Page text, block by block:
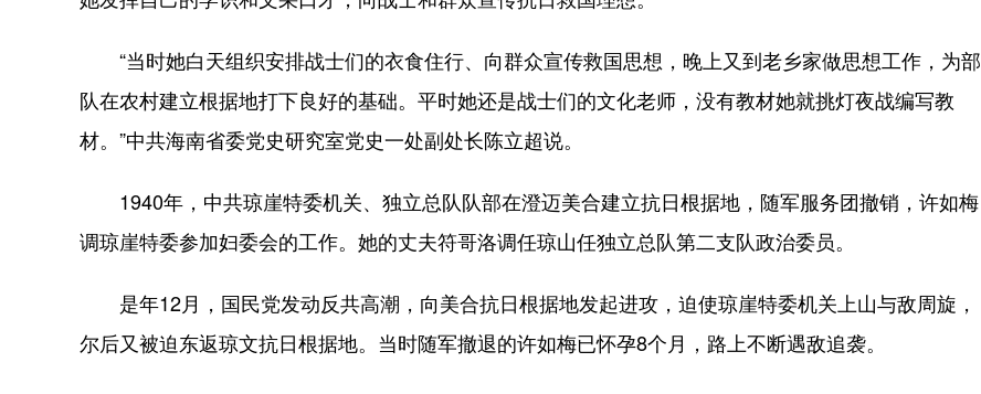
“当时她白天组织安排战士们的衣食住行、向群众宣传救国思想，晚上又到老乡家做思想工作，为部
队在农村建立根据地打下良好的基础。平时她还是战士们的文化老师，没有教材她就挑灯夜战编写教
材。”中共海南省委党史研究室党史一处副处长陈立超说。
1940年，中共琼崖特委机关、独立总队队部在澄迈美合建立抗日根据地，随军服务团撤销，许如梅
调琼崖特委参加妇委会的工作。她的丈夫符哥洛调任琼山任独立总队第二支队政治委员。
是年12月，国民党发动反共高潮，向美合抗日根据地发起进攻，迫使琼崖特委机关上山与敌周旋，
尔后又被迫东返琼文抗日根据地。当时随军撤退的许如梅已怀孕8个月，路上不断遇敌追袭。